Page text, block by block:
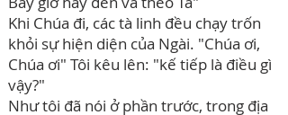
Khi Chúa đi, các tà linh đều chạy trốn
khỏi sự hiện diện của Ngài. "Chúa ơi,
Chúa ơi" Tôi kêu lên: "kế tiếp là điều gì
vậy?"
Như tôi đã nói ở phần trước, trong địa